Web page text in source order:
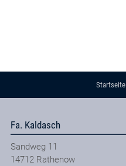
Startseite
Fa. Kaldasch
Sandweg 11
14712 Rathenow